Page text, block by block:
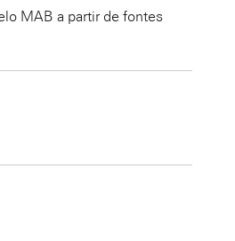
MAB a partir de fontes